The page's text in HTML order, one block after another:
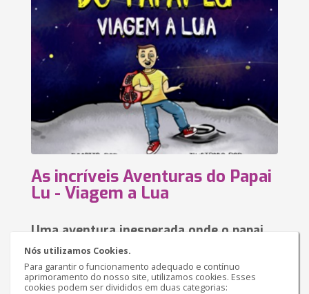
Nós utilizamos Cookies.
Para garantir o funcionamento adequado e contínuo
aprimoramento do nosso site, utilizamos cookies. Esses
cookies podem ser divididos em duas categorias:
As incríveis Aventuras do Papai
Lu - Viagem a Lua
Uma aventura inesperada onde o papai
Lu se vê na Lua enfrentando alienígenas
para chegar em casa.PorL.B.Füllöp